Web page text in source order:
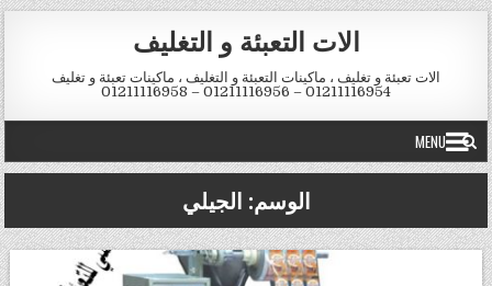
Skip to content
الات التعبئة و التغليف
الات تعبئة و تغليف ، ماكينات التعبئة و التغليف ، ماكينات تعبئة و تغليف
01211116954 – 01211116956 – 01211116958
MENU
الوسم: الجيلي